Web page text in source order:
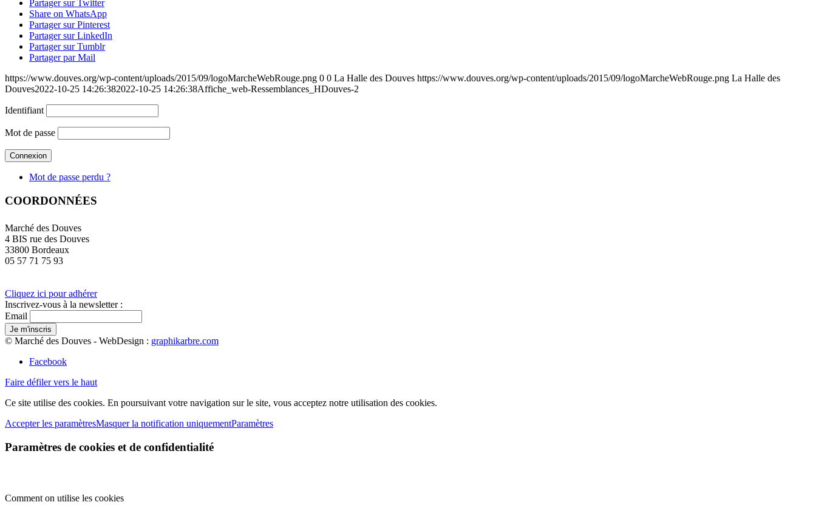
Partager sur Twitter
Share on WhatsApp
Partager sur Pinterest
Partager sur LinkedIn
Partager sur Tumblr
Partager par Mail
https://www.douves.org/wp-content/uploads/2015/09/logoMarcheWebRouge.png 0 0 La Halle des Douves https://www.douves.org/wp-content/uploads/2015/09/logoMarcheWebRouge.png La Halle des
Douves2022-10-25 14:26:382022-10-25 14:26:38Affiche_web-Ressemblances_HDouves-2
Identifiant
Mot de passe
Mot de passe perdu ?
COORDONNÉES
Marché des Douves
4 BIS rue des Douves
33800 Bordeaux
05 57 71 75 93
Cliquez ici pour adhérer
Inscrivez-vous à la newsletter :
Email
© Marché des Douves - WebDesign : graphikarbre.com
Facebook
Faire défiler vers le haut
Ce site utilise des cookies. En poursuivant votre navigation sur le site, vous acceptez notre utilisation des cookies.
Accepter les paramètresMasquer la notification uniquementParamètres
Paramètres de cookies et de confidentialité
Comment on utilise les cookies